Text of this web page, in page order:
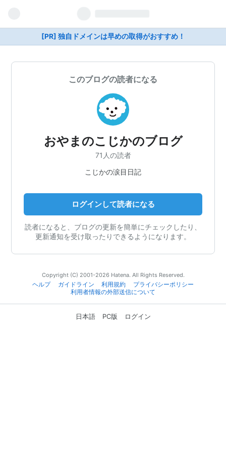
[PR] 独自ドメインは早めの取得がおすすめ！
このブログの読者になる
おやまのこじかのブログ
71人の読者
こじかの涙目日記
ログインして読者になる
読者になると、ブログの更新を簡単にチェックしたり、
更新通知を受け取ったりできるようになります。
Copyright (C) 2001-2026 Hatena. All Rights Reserved.
ヘルプ
ガイドライン 利用規約
プライバシーポリシー
利用者情報の外部送信について
日本語 PC版 ログイン